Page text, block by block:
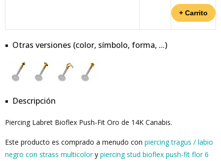
Otras versiones (color, símbolo, forma, ...)
Descripción
Piercing Labret Bioflex Push-Fit Oro de 14K Canabis.
Este producto es comprado a menudo con piercing tragus / labio
negro con strass multicolory piercing stud bioflex push-fit flor 6